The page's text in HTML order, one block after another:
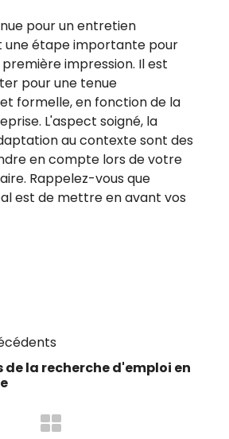
pour un entretien
une étape importante pour
impression. Il est
pour une tenue
formelle, en fonction de la
L'aspect soigné, la
au contexte sont des
en compte lors de votre
Rappelez-vous que
est de mettre en avant vos
de la recherche d'emploi en